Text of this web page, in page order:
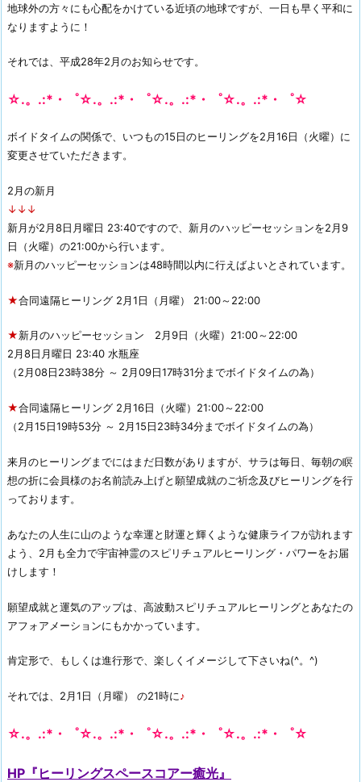
地球外の方々にも心配をかけている近頃の地球ですが、一日も早く平和に
なりますように！
それでは、平成28年2月のお知らせです。
☆.。.:*・゜☆.。.:*・゜☆.。.:*・゜☆.。.:*・゜☆
ボイドタイムの関係で、いつもの15日のヒーリングを2月16日（火曜）に
変更させていただきます。
2月の新月
↓↓↓
新月が2月8日月曜日 23:40ですので、新月のハッピーセッションを2月9
日（火曜）の21:00から行います。
※新月のハッピーセッションは48時間以内に行えばよいとされています。
★合同遠隔ヒーリング 2月1日（月曜） 21:00～22:00
★新月のハッピーセッション 2月9日（火曜）21:00～22:00
2月8日月曜日 23:40 水瓶座
（2月08日23時38分 ～ 2月09日17時31分までボイドタイムの為）
★合同遠隔ヒーリング 2月16日（火曜）21:00～22:00
（2月15日19時53分 ～ 2月15日23時34分までボイドタイムの為）
来月のヒーリングまでにはまだ日数がありますが、サラは毎日、毎朝の瞑
想の折に会員様のお名前読み上げと願望成就のご祈念及びヒーリングを行
っております。
あなたの人生に山のような幸運と財運と輝くような健康ライフが訪れます
よう、2月も全力で宇宙神霊のスピリチュアルヒーリング・パワーをお届
けします！
願望成就と運気のアップは、高波動スピリチュアルヒーリングとあなたの
アフォアメーションにもかかっています。
肯定形で、もしくは進行形で、楽しくイメージして下さいね(^。^)
それでは、2月1日（月曜） の21時に♪
☆.。.:*・゜☆.。.:*・゜☆.。.:*・゜☆.。.:*・゜☆
HP『ヒーリングスペースコアー癒光』